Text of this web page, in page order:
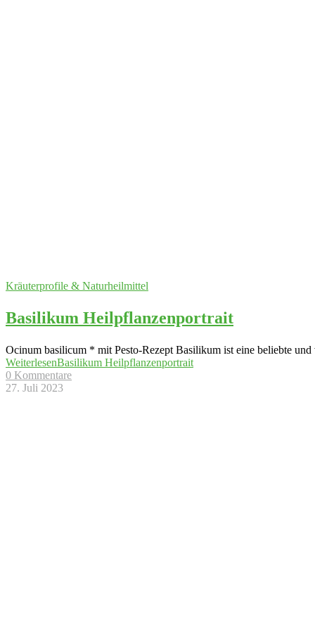
Kräuterprofile & Naturheilmittel
Basilikum Heilpflanzenportrait
Ocinum basilicum * mit Pesto-Rezept Basilikum ist eine beliebte
WeiterlesenBasilikum Heilpflanzenportrait
0 Kommentare
27. Juli 2023